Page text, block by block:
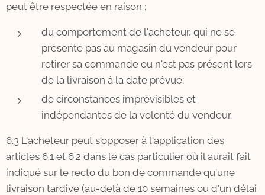
peut être respectée en raison :
du comportement de l'acheteur, qui ne se
présente pas au magasin du vendeur pour
retirer sa commande ou n'est pas présent lors
de la livraison à la date prévue;
de circonstances imprévisibles et
indépendantes de la volonté du vendeur.
6.3 L'acheteur peut s'opposer à l'application des
articles 6.1 et 6.2 dans le cas particulier où il aurait fait
indiqué sur le recto du bon de commande qu'une
livraison tardive (au-delà de 10 semaines ou d'un délai